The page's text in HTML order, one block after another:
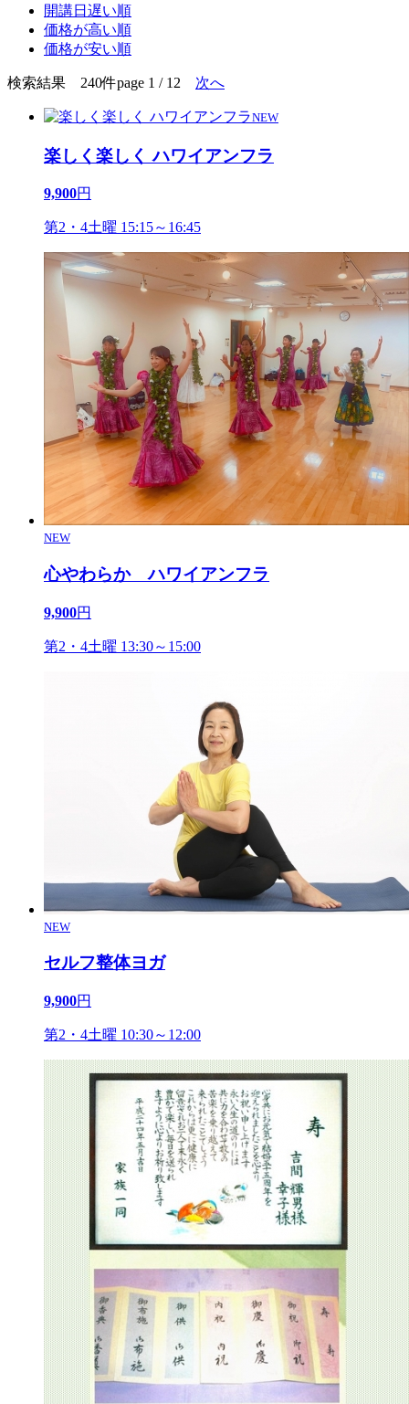
開講日遅い順
価格が高い順
価格が安い順
検索結果 240件page 1 / 12 次へ
NEW
楽しく楽しく ハワイアンフラ
9,900円
第2・4土曜 15:15～16:45
NEW
心やわらか ハワイアンフラ
9,900円
第2・4土曜 13:30～15:00
NEW
セルフ整体ヨガ
9,900円
第2・4土曜 10:30～12:00